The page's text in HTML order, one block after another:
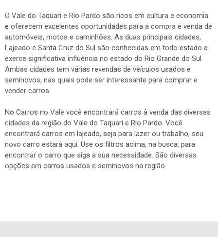
O Vale do Taquari e Rio Pardo são ricos em cultura e economia
e oferecem excelentes oportunidades para a compra e venda de
automóveis, motos e caminhões. As duas principais cidades,
Lajeado e Santa Cruz do Sul são conhecidas em todo estado e
exerce significativa influência no estado do Rio Grande do Sul.
Ambas cidades tem várias revendas de veículos usados e
seminovos, nas quais pode ser interessante para comprar e
vender carros.
No Carros no Vale você encontrará carros à venda das diversas
cidades da região do Vale do Taquari e Rio Pardo. Você
encontrará carros em lajeado, seja para lazer ou trabalho, seu
novo carro estará aqui. Use os filtros acima, na busca, para
encontrar o carro que siga a sua necessidade. São diversas
opções em carros usados e seminovos na região.